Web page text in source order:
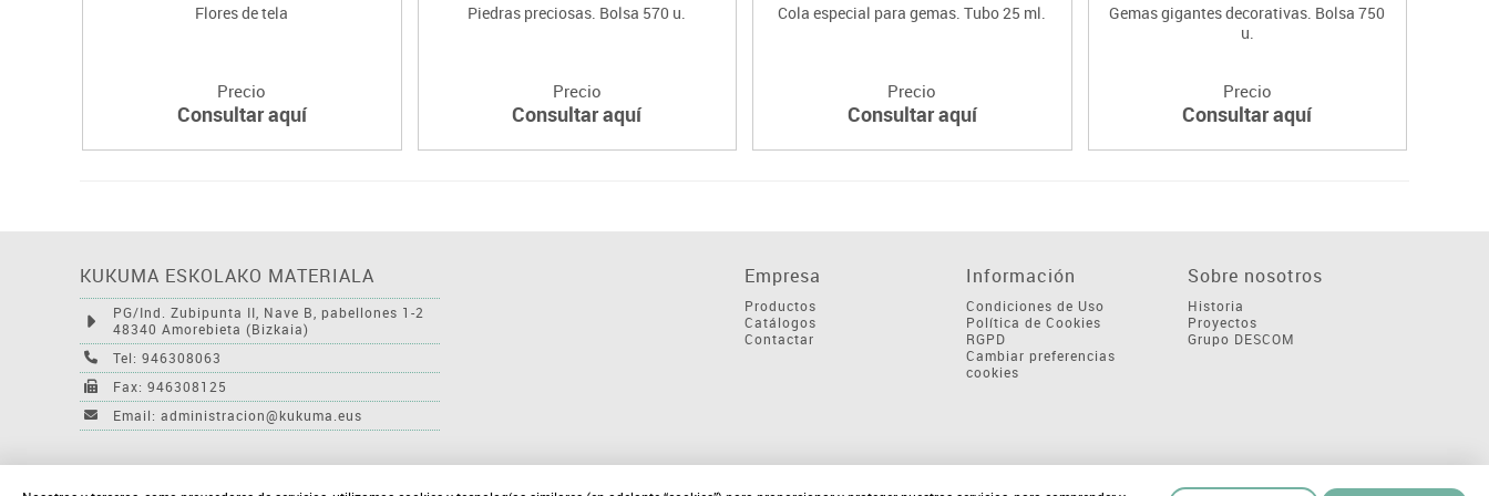
Flores de tela
Precio
Consultar aquí
Piedras preciosas. Bolsa 570 u.
Precio
Consultar aquí
Cola especial para gemas. Tubo 25 ml.
Precio
Consultar aquí
Gemas gigantes decorativas. Bolsa 750
u.
Precio
Consultar aquí
KUKUMA ESKOLAKO MATERIALA
PG/Ind. Zubipunta II, Nave B, pabellones 1-2
48340 Amorebieta (Bizkaia)
Tel: 946308063
Fax: 946308125
Email: administracion@kukuma.eus
Empresa
Productos
Catálogos
Contactar
Información
Condiciones de Uso
Política de Cookies
RGPD
Cambiar preferencias
cookies
Sobre nosotros
Historia
Proyectos
Grupo DESCOM